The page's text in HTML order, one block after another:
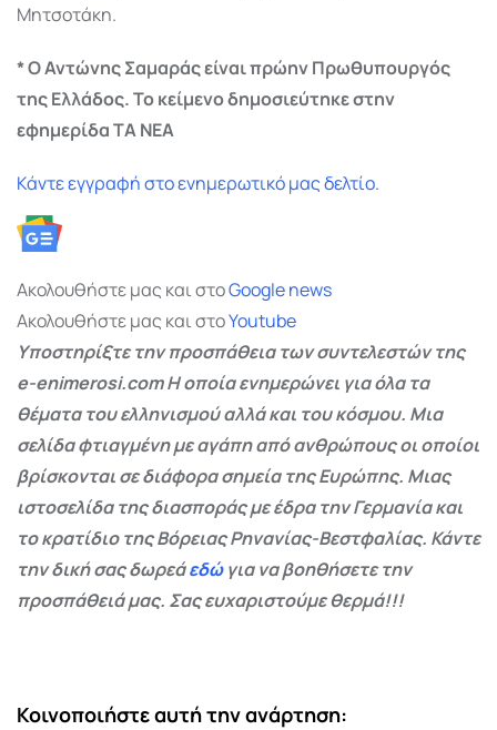
Μητσοτάκη.
* Ο Αντώνης Σαμαράς είναι πρώην Πρωθυπουργός
της Ελλάδος. Το κείμενο δημοσιεύτηκε στην
εφημερίδα ΤΑ ΝΕΑ
Κάντε εγγραφή στο ενημερωτικό μας δελτίο.
Ακολουθήστε μας και στοGooglenews
Ακολουθήστε μας και στοYoutube
Υποστηρίξτε την προσπάθεια των συντελεστών της
e-enimerosi.com Η οποία ενημερώνει για όλα τα
θέματα του ελληνισμού αλλά και του κόσμου. Μια
σελίδα φτιαγμένη με αγάπη από ανθρώπους οι οποίοι
βρίσκονται σε διάφορα σημεία της Ευρώπης. Μιας
ιστοσελίδα της διασποράς με έδρα την Γερμανία και
το κρατίδιο της Βόρειας Ρηνανίας-Βεστφαλίας. Κάντε
την δική σας δωρεάεδώγια να βοηθήσετε την
προσπάθειά μας. Σας ευχαριστούμε θερμά!!!
Κοινοποιήστε αυτή την ανάρτηση: